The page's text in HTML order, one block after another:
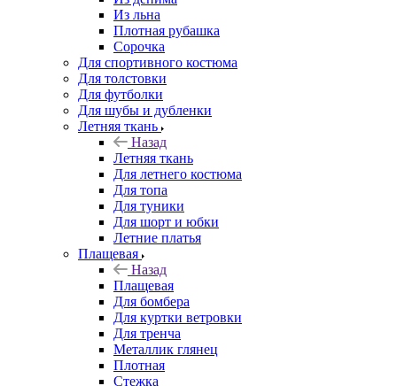
Из льна
Плотная рубашка
Сорочка
Для спортивного костюма
Для толстовки
Для футболки
Для шубы и дубленки
Летняя ткань
Назад
Летняя ткань
Для летнего костюма
Для топа
Для туники
Для шорт и юбки
Летние платья
Плащевая
Назад
Плащевая
Для бомбера
Для куртки ветровки
Для тренча
Металлик глянец
Плотная
Стежка